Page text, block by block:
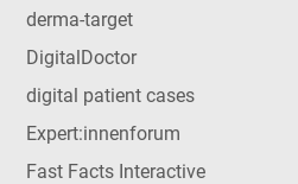
derma-target
DigitalDoctor
digital patient cases
Expert:innenforum
Fast Facts Interactive